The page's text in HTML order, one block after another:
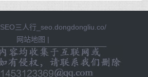
SEO三人行_seo.dongdongliu.co/
网站地图 |